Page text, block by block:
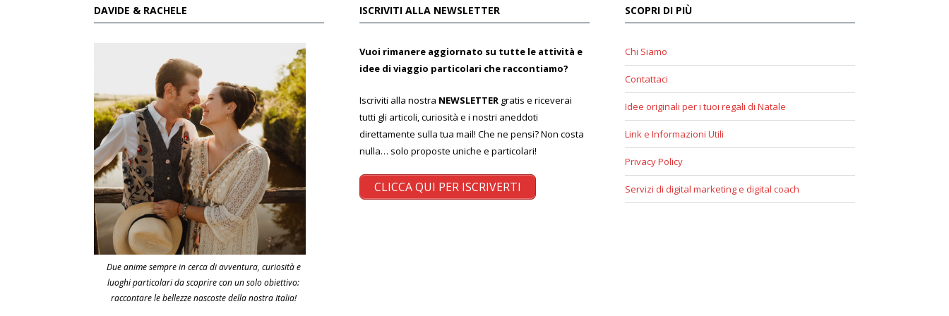
DAVIDE & RACHELE
Due anime sempre in cerca di avventura, curiosità e
luoghi particolari da scoprire con un solo obiettivo:
raccontare le bellezze nascoste della nostra Italia!
ISCRIVITI ALLA NEWSLETTER
Vuoi rimanere aggiornato su tutte le attività e
idee di viaggio particolari che raccontiamo?
Iscriviti alla nostra NEWSLETTER gratis e riceverai
tutti gli articoli, curiosità e i nostri aneddoti
direttamente sulla tua mail! Che ne pensi? Non costa
nulla… solo proposte uniche e particolari!
CLICCA QUI PER ISCRIVERTI
SCOPRI DI PIÙ
Chi Siamo
Contattaci
Idee originali per i tuoi regali di Natale
Link e Informazioni Utili
Privacy Policy
Servizi di digital marketing e digital coach